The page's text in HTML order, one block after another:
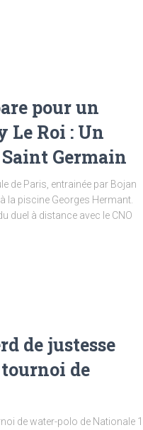
pour un
Roi : Un
Germain
de Paris, entrainée par Bojan
la piscine Georges Hermant.
duel à distance avec le CNO
de justesse
de
de water-polo de Nationale 1